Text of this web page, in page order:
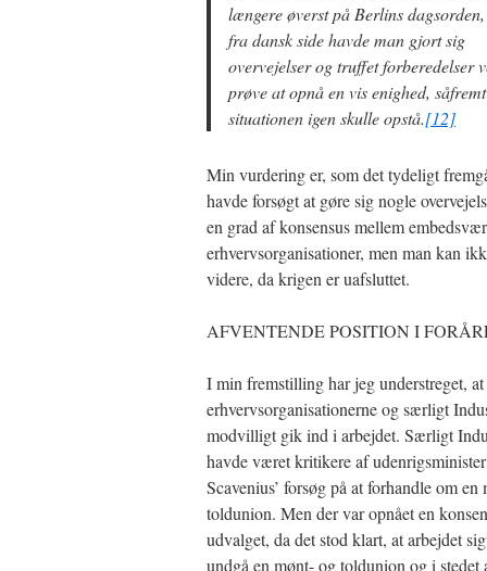
længere øverst på Berlins
fra dansk side havde man gjort sig
overvejelser og truffet forberedelser
prøve at opnå en vis enighed, såfremt
situationen igen skulle opstå.[12]
Min vurdering er, som det tydeligt
havde forsøgt at gøre sig nogle
en grad af konsensus mellem
erhvervsorganisationer, men man kan
videre, da krigen er uafsluttet.
AFVENTENDE POSITION I
I min fremstilling har jeg understreget, at
erhvervsorganisationerne og særligt
modvilligt gik ind i arbejdet. Særligt
havde været kritikere af
Scavenius’ forsøg på at forhandle om en
toldunion. Men der var opnået en
udvalget, da det stod klart, at arbejdet
undgå en mønt- og toldunion og i stedet